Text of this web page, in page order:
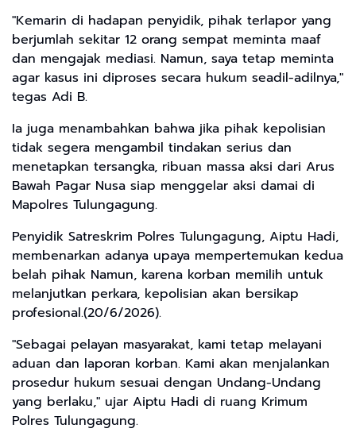
​"Kemarin di hadapan penyidik, pihak terlapor yang
berjumlah sekitar 12 orang sempat meminta maaf
dan mengajak mediasi. Namun, saya tetap meminta
agar kasus ini diproses secara hukum seadil-adilnya,"
tegas Adi B.
​Ia juga menambahkan bahwa jika pihak kepolisian
tidak segera mengambil tindakan serius dan
menetapkan tersangka, ribuan massa aksi dari Arus
Bawah Pagar Nusa siap menggelar aksi damai di
Mapolres Tulungagung.
​Penyidik Satreskrim Polres Tulungagung, Aiptu Hadi,
membenarkan adanya upaya mempertemukan kedua
belah pihak Namun, karena korban memilih untuk
melanjutkan perkara, kepolisian akan bersikap
profesional.(20/6/2026).
​"Sebagai pelayan masyarakat, kami tetap melayani
aduan dan laporan korban. Kami akan menjalankan
prosedur hukum sesuai dengan Undang-Undang
yang berlaku," ujar Aiptu Hadi di ruang Krimum
Polres Tulungagung.